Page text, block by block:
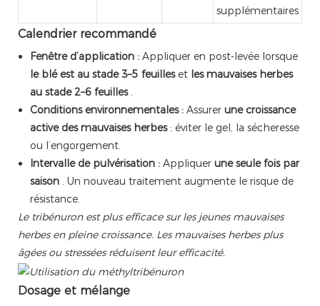
supplémentaires
Calendrier recommandé
Fenêtre d’application :Appliquer en post-levée lorsque
le blé est au stade 3–5 feuilleset les mauvaises herbes
au stade 2–6 feuilles.
Conditions environnementales :Assurer une croissance
active des mauvaises herbes; éviter le gel, la sécheresse
ou l’engorgement.
Intervalle de pulvérisation :Appliquer une seule fois par
saison. Un nouveau traitement augmente le risque de
résistance.
Le tribénuron est plus efficace sur les jeunes mauvaises
herbes en pleine croissance. Les mauvaises herbes plus
âgées ou stressées réduisent leur efficacité.
Dosage et mélange